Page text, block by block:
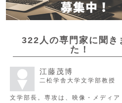
322人の専門家に聞き
た！
江藤茂博
二松学舎大学文学部教授
文学部長。専攻は、映像・メディア